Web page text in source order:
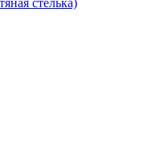
стелька)